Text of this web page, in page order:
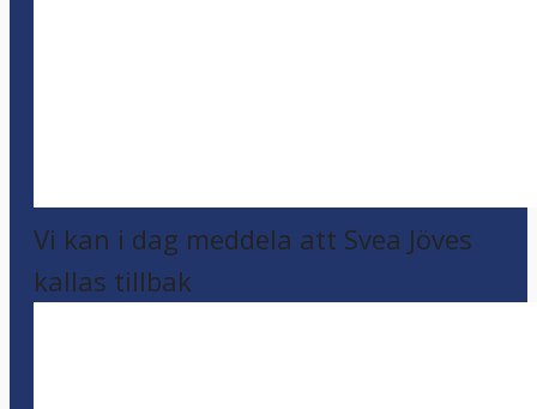
Vi kan i dag meddela att Svea Jöves
kallas tillbak